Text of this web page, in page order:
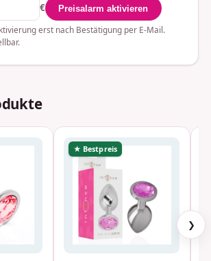
€
Preisalarm aktivieren
erst nach Bestätigung per E-Mail.
★ Bestpreis
❯